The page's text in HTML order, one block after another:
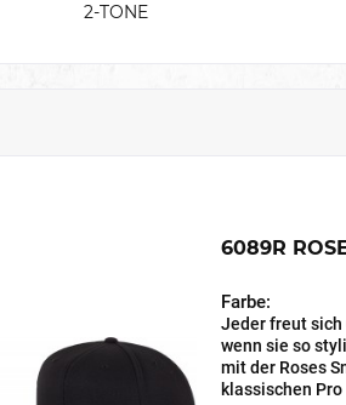
2-TONE
6089R
Farbe:
Jeder freut sich
wenn sie so
mit der Roses
klassischen